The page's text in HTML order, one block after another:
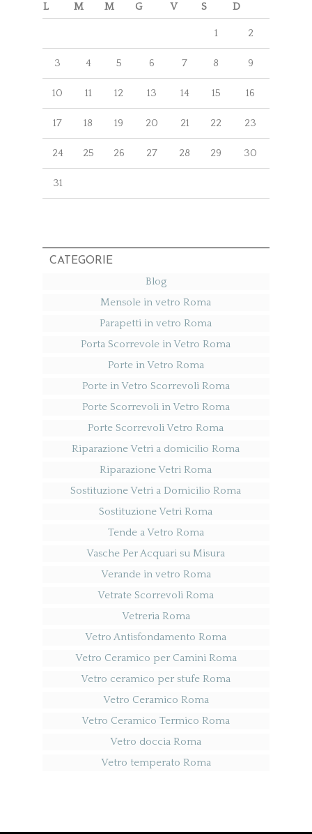
L
M M G V S D
1 2
3 4 5 6 7 8 9
10 11 12 13 14 15 16
17 18 19 20 21 22 23
24 25 26 27 28 29 30
31
CATEGORIE
Blog
Mensole in vetro Roma
Parapetti in vetro Roma
Porta Scorrevole in Vetro Roma
Porte in Vetro Roma
Porte in Vetro Scorrevoli Roma
Porte Scorrevoli in Vetro Roma
Porte Scorrevoli Vetro Roma
Riparazione Vetri a domicilio Roma
Riparazione Vetri Roma
Sostituzione Vetri a Domicilio Roma
Sostituzione Vetri Roma
Tende a Vetro Roma
Vasche Per Acquari su Misura
Verande in vetro Roma
Vetrate Scorrevoli Roma
Vetreria Roma
Vetro Antisfondamento Roma
Vetro Ceramico per Camini Roma
Vetro ceramico per stufe Roma
Vetro Ceramico Roma
Vetro Ceramico Termico Roma
Vetro doccia Roma
Vetro temperato Roma